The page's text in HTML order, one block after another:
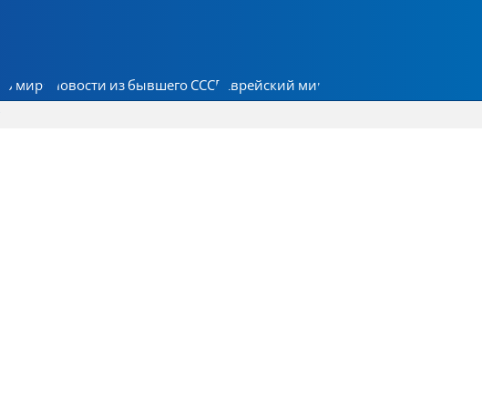
В мире Новости из бывшего СССР Еврейский мир